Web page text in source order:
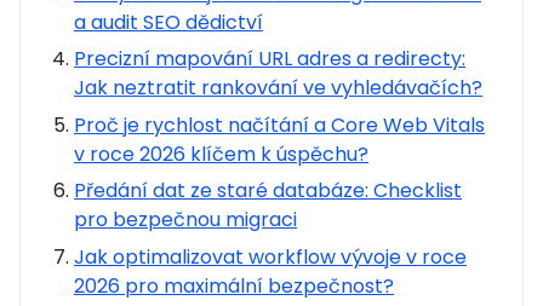
a audit SEO dědictví
Precizní mapování URL adres a redirecty:
Jak neztratit rankování ve vyhledávačích?
Proč je rychlost načítání a Core Web Vitals
v roce 2026 klíčem k úspěchu?
Předání dat ze staré databáze: Checklist
pro bezpečnou migraci
Jak optimalizovat workflow vývoje v roce
2026 pro maximální bezpečnost?